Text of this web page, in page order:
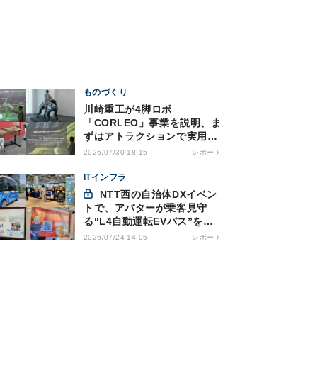
ものづくり
川崎重工が4脚ロボ
「CORLEO」事業を説明、ま
ずはアトラクションで実用化
へ
2026/07/30 18:15 レポート
ITインフラ
トで、アバターが乗客見守
る“L4自動運転EVバス”を見
た
2026/07/24 14:05 レポート